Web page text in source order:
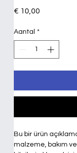
€ 10,00
Aantal *
Bu bir ürün
malzeme, bakım